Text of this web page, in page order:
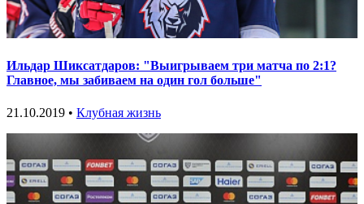
Ильдар Шиксатдаров: "Выигрываем три матча по 2:1?
Главное, мы забиваем на один гол больше"
21.10.2019 • Клубная жизнь